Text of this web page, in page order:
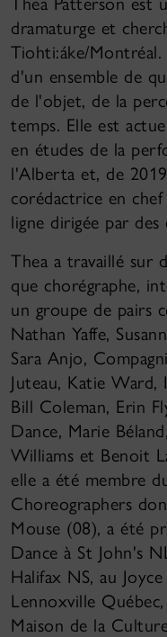
dramaturge et
Tiohti:áke/
d'un ensemble de
de l'objet, de la
temps. Elle est
en études de la
l'Alberta et, de
corédactrice en
ligne dirigée par des
Thea a travaillé sur
que chorégraphe,
un groupe de pairs
Nathan Yaffe,
Sara Anjo,
Juteau, Katie Ward,
Bill Coleman, Erin
Dance, Marie
Williams et Benoit
elle a été membre
Choreographers
Mouse (08), a été
Dance à St John's
Halifax NS, au
Lennoxville
Maison de la